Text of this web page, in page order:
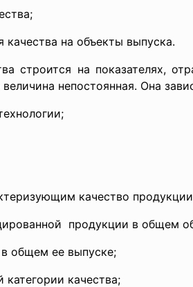
на объекты выпуска.
строится на показателях,
непостоянная. Она
качество
продукции в общем
общем ее выпуске;
качества;